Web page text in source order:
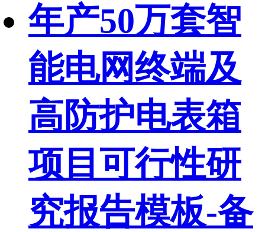
年产50万套智
能电网终端及
高防护电表箱
项目可行性研
究报告模板-备